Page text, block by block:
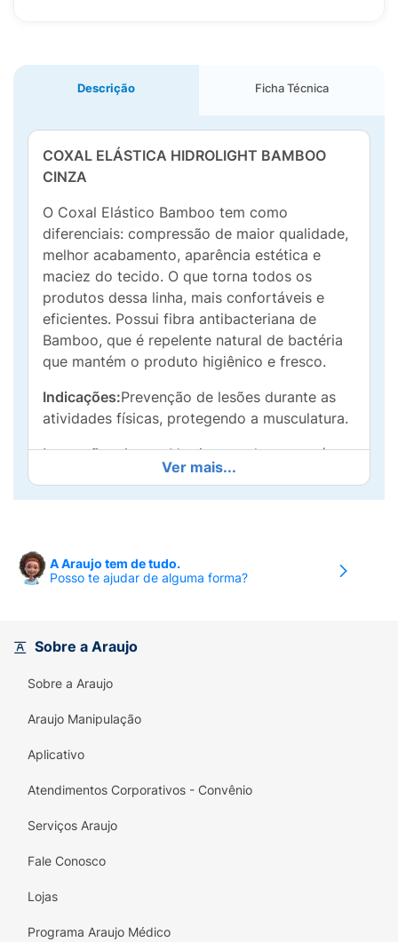
Descrição Ficha Técnica
COXAL ELÁSTICA HIDROLIGHT BAMBOO
CINZA
O Coxal Elástico Bamboo tem como
diferenciais: compressão de maior qualidade,
melhor acabamento, aparência estética e
maciez do tecido. O que torna todos os
produtos dessa linha, mais confortáveis e
eficientes. Possui fibra antibacteriana de
Bamboo, que é repelente natural de bactéria
que mantém o produto higiênico e fresco.
Indicações:Prevenção de lesões durante as
atividades físicas, protegendo a musculatura.
Instruções de uso:Vestir o produto através
do orifício superior, puxando-o até que fique
na posição confortável na coxa.
Borracha. 10% Elastano.
Ver mais...
A Araujo tem de tudo.
Posso te ajudar de alguma forma?
Sobre a Araujo
Sobre a Araujo
Araujo Manipulação
Aplicativo
Atendimentos Corporativos - Convênio
Serviços Araujo
Fale Conosco
Lojas
Programa Araujo Médico